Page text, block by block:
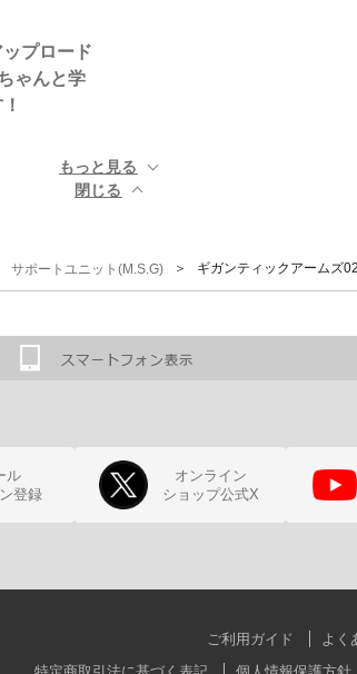
ップロード
ゃんと学
もっと見る ▼
閉じる ▲
サポートユニット(M.S.G) ＞ ギガンティックアームズ
ル
登録
オンライン
ショップ公式X
ご利用ガイド
よく